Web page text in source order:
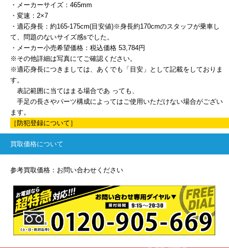
・メーカーサイズ：465mm
・変速：2×7
・適応身長：約165-175cm(目安値)※身長約170cmのスタッフが乗車し
て、問題のないサイズ感sでした。
・メーカー小売希望価格：税込価格 53,784円
※その他詳細は写真にてご確認ください。
※適応身長につきましては、あくでも「目安」として記載をしておりま
す。
表記範囲に当てはまる場合であ っても、
手足の長さやパーツ構成によってはご使用いただけない場合がござい
ます。
［防犯登録について］
買取価格について
参考買取価格：お問い合わせください